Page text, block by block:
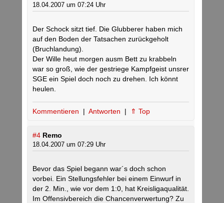
18.04.2007 um 07:24 Uhr
Der Schock sitzt tief. Die Glubberer haben mich
auf den Boden der Tatsachen zurückgeholt
(Bruchlandung).
Der Wille heut morgen ausm Bett zu krabbeln
war so groß, wie der gestriege Kampfgeist unsrer
SGE ein Spiel doch noch zu drehen. Ich könnt
heulen.
Kommentieren | Antworten | ⇑ Top
#4 Remo
18.04.2007 um 07:29 Uhr
Bevor das Spiel begann war´s doch schon
vorbei. Ein Stellungsfehler bei einem Einwurf in
der 2. Min., wie vor dem 1:0, hat Kreisligaqualität.
Im Offensivbereich die Chancenverwertung? Zu